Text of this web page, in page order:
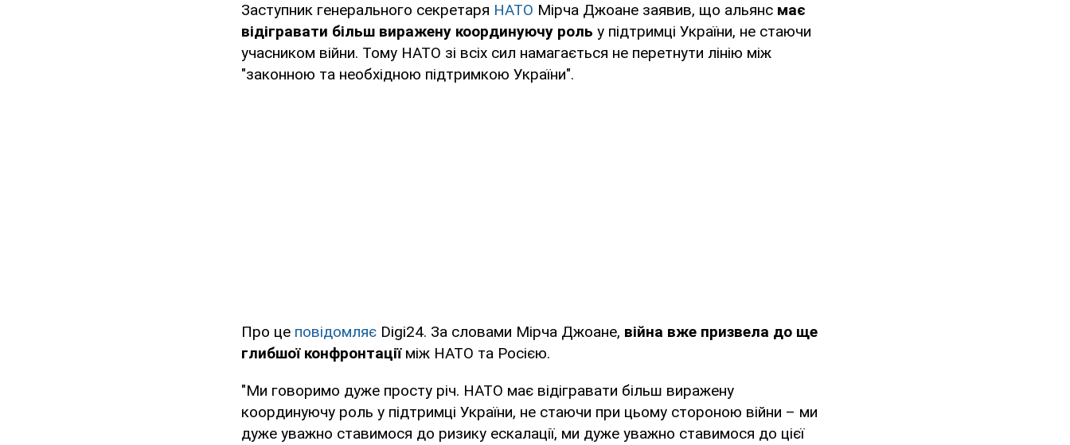
Заступник генерального секретаря НАТО Мірча Джоане заявив, що альянс має
відігравати більш виражену координуючу роль у підтримці України, не стаючи
учасником війни. Тому НАТО зі всіх сил намагається не перетнути лінію між
"законною та необхідною підтримкою України".
Про це повідомляє Digi24. За словами Мірча Джоане, війна вже призвела до ще
глибшої конфронтаціїміж НАТО та Росією.
"Ми говоримо дуже просту річ. НАТО має відігравати більш виражену
координуючу роль у підтримці України, не стаючи при цьому стороною війни – ми
дуже уважно ставимося до ризику ескалації, ми дуже уважно ставимося до цієї